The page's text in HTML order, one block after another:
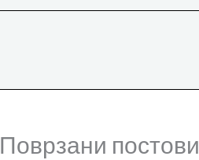
Поврзани постови